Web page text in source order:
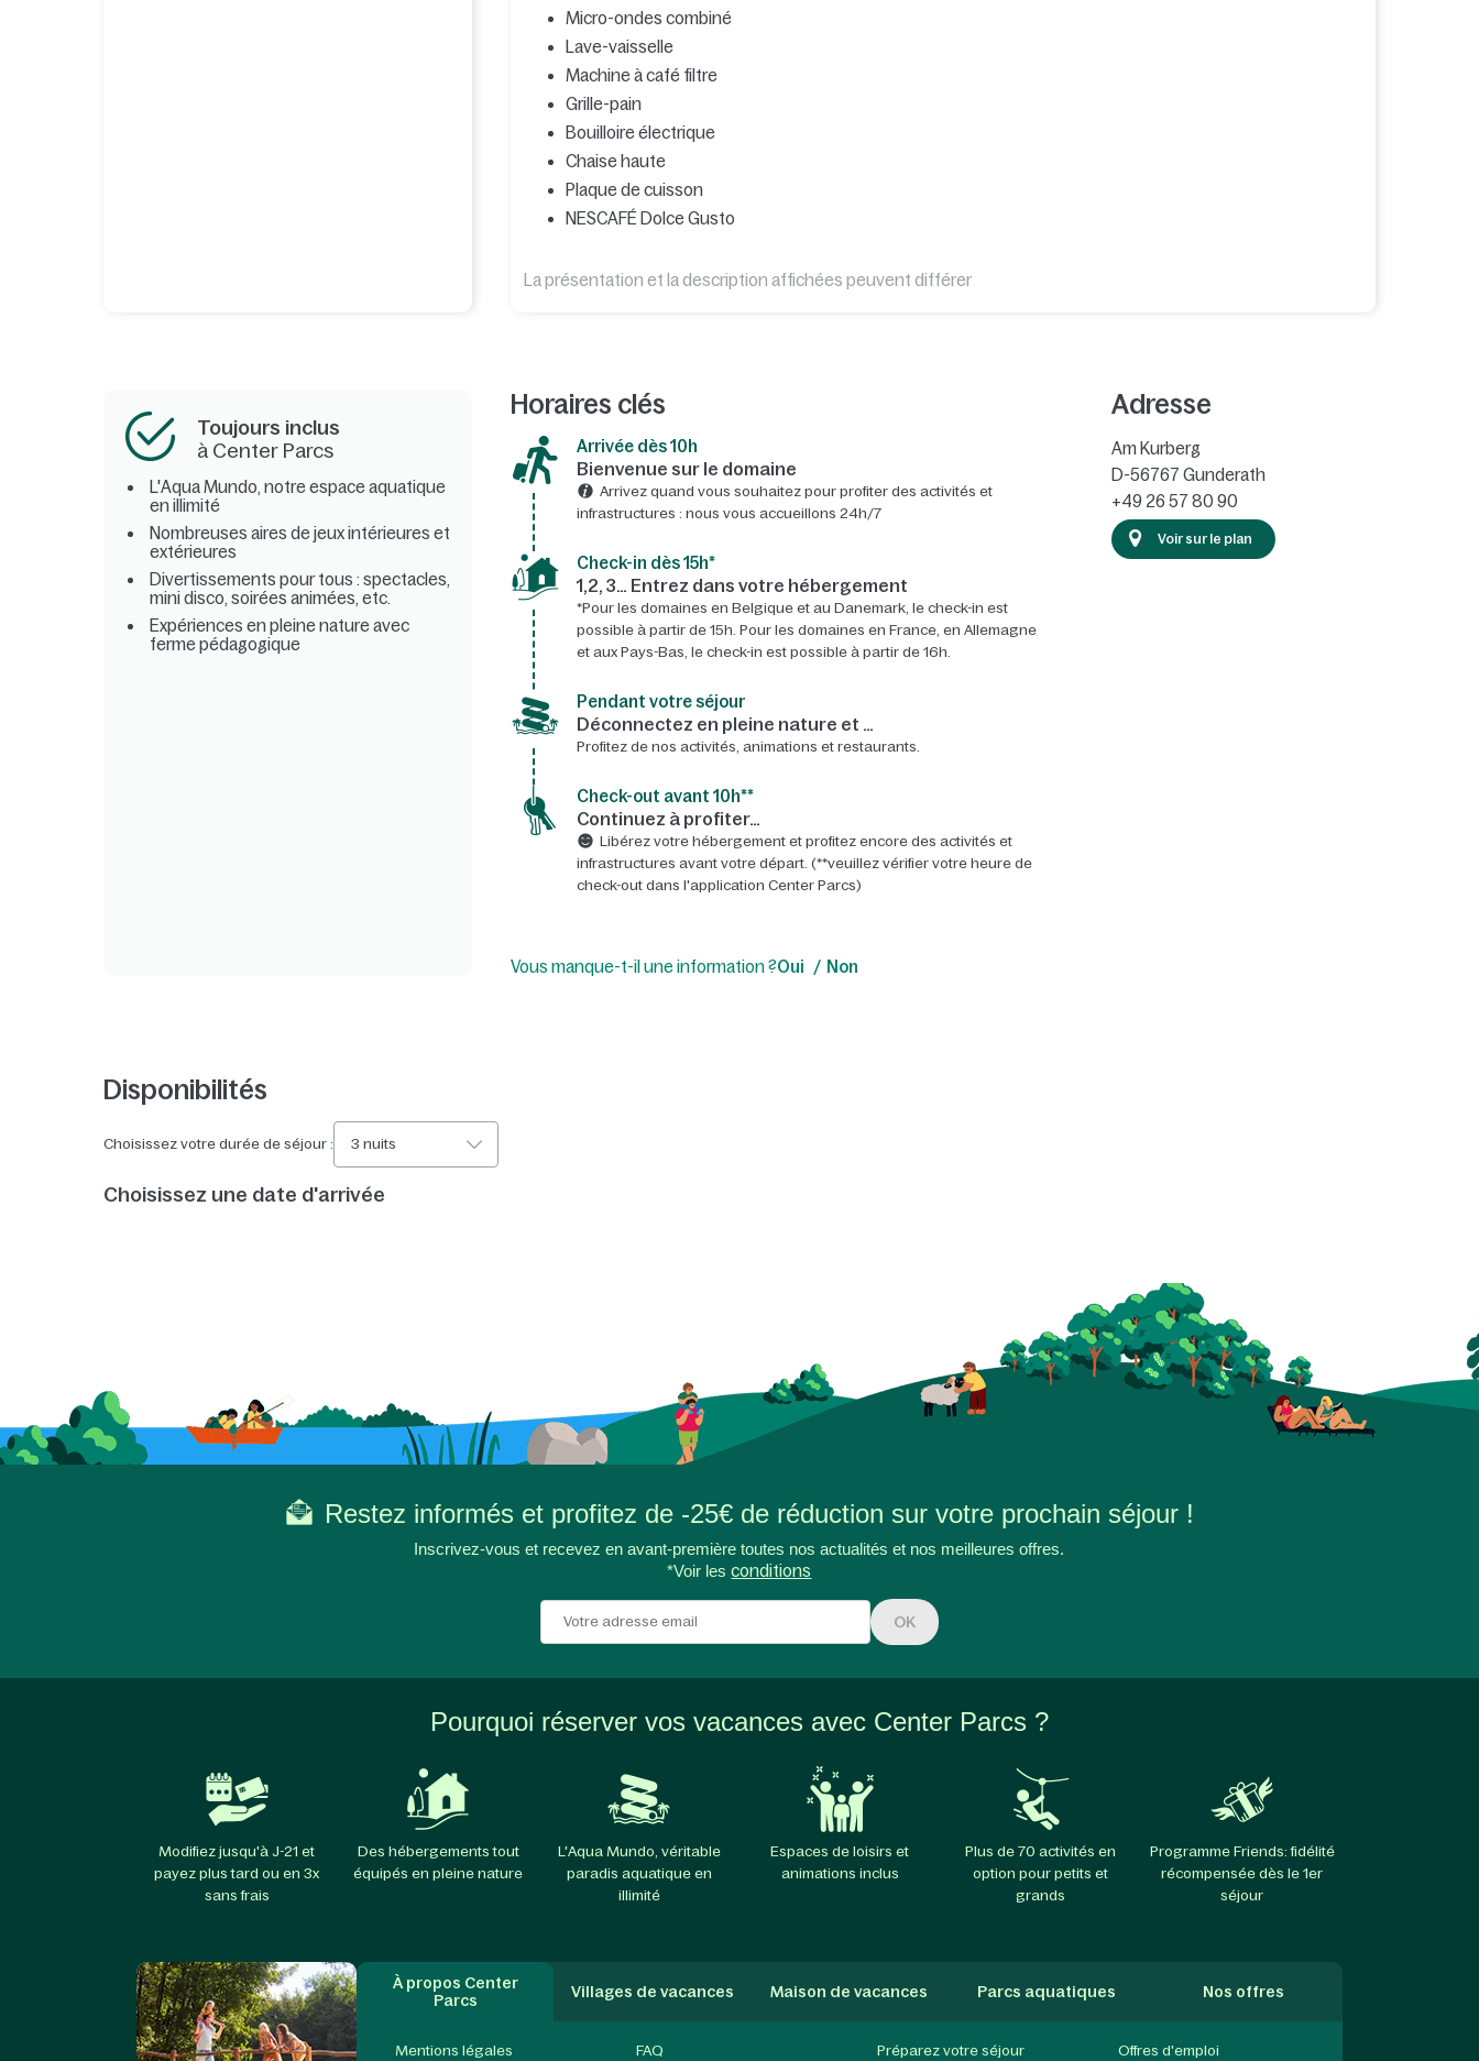
Micro-ondes combiné
Lave-vaisselle
Machine à café filtre
Grille-pain
Bouilloire électrique
Chaise haute
Plaque de cuisson
NESCAFÉ Dolce Gusto
La présentation et la description affichées peuvent différer
Toujours inclus
à Center Parcs
L'Aqua Mundo, notre espace aquatique
en illimité
Nombreuses aires de jeux intérieures et
extérieures
Divertissements pour tous : spectacles,
mini disco, soirées animées, etc.
Expériences en pleine nature avec
ferme pédagogique
Horaires clés
Arrivée dès 10h​
Bienvenue sur le domaine​
Arrivez quand vous souhaitez pour profiter des activités et
infrastructures : nous vous accueillons 24h/7​
Check-in dès 15h*​
1,2, 3… Entrez dans votre hébergement
*Pour les domaines en Belgique et au Danemark, le check-in est
possible à partir de 15h. Pour les domaines en France, en Allemagne
et aux Pays-Bas, le check-in est possible à partir de 16h.
Pendant votre séjour
Déconnectez en pleine nature et …
Profitez de nos activités, animations et restaurants.
Check-out avant 10h**
Continuez à profiter…
Libérez votre hébergement et profitez encore des activités et
infrastructures avant votre départ. (**veuillez vérifier votre heure de
check-out dans l'application Center Parcs)
Adresse
Am Kurberg
D-56767 Gunderath
+49 26 57 80 90
Voir sur le plan
Vous manque-t-il une information ?Oui Non
Disponibilités
Choisissez votre durée de séjour : 3 nuits
Choisissez une date d'arrivée
Restez informés et profitez de -25€ de réduction sur votre prochain séjour !
Inscrivez-vous et recevez en avant-première toutes nos actualités et nos meilleures offres.
*Voir lesconditions
OK
Pourquoi réserver vos vacances avec Center Parcs ?
Modifiez jusqu'à J-21 et
payez plus tard ou en 3x
sans frais
Des hébergements tout
équipés en pleine nature
L'Aqua Mundo, véritable
paradis aquatique en
illimité
Espaces de loisirs et
animations inclus
Plus de 70 activités en
option pour petits et
grands
Programme Friends: fidélité
récompensée dès le 1er
séjour
À propos Center
Parcs
Villages de vacances Maison de vacances Parcs aquatiques Nos offres
Mentions légales FAQ Préparez votre séjour Offres d'emploi